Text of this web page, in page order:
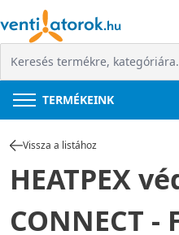
TERMÉKEINK
Vissza a listához
HEATPEX
CONNECT -